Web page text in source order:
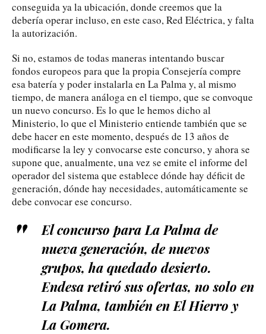
conseguida ya la ubicación, donde creemos que la
debería operar incluso, en este caso, Red Eléctrica, y falta
la autorización.
Si no, estamos de todas maneras intentando buscar
fondos europeos para que la propia Consejería compre
esa batería y poder instalarla en La Palma y, al mismo
tiempo, de manera análoga en el tiempo, que se convoque
un nuevo concurso. Es lo que le hemos dicho al
Ministerio, lo que el Ministerio entiende también que se
debe hacer en este momento, después de 13 años de
modificarse la ley y convocarse este concurso, y ahora se
supone que, anualmente, una vez se emite el informe del
operador del sistema que establece dónde hay déficit de
generación, dónde hay necesidades, automáticamente se
debe convocar ese concurso.
El concurso para La Palma de
nueva generación, de nuevos
grupos, ha quedado desierto.
Endesa retiró sus ofertas, no solo en
La Palma, también en El Hierro y
La Gomera.